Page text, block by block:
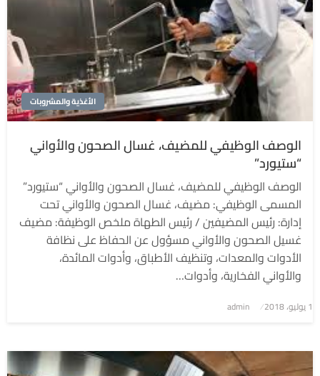
الأغذية والمشروبات
الوصف الوظيفي للمضيف، غسال الصحون والأواني
“ستيورد”
الوصف الوظيفي للمضيف، غسال الصحون والأواني “ستيورد”
المسمى الوظيفي: مضيف، غسال الصحون والأواني تحت
إدارة: رئيس المضيفين / رئيس الطهاة ملخص الوظيفة: مضيف
غسيل الصحون والأواني مسؤول عن الحفاظ على نظافة
الأدوات والمعدات، وتنظيف الأطباق، وأدوات المائدة،
والأواني الفخارية، وأدوات…
نُشر
في1 يوليو، 2018 admin